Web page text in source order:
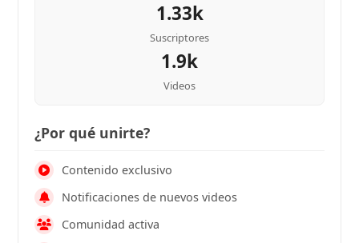
1.33k
Suscriptores
1.9k
Videos
¿Por qué unirte?
Contenido exclusivo
Notificaciones de nuevos videos
Comunidad activa